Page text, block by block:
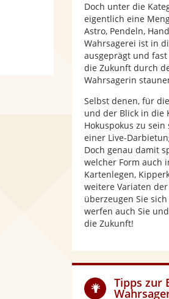
Doch unter die
eigentlich eine
Astro, Pendeln,
Wahrsagerei ist in
ausgeprägt und
die Zukunft durch
Wahrsagerin
Selbst denen, für
und der Blick in die
Hokuspokus zu
einer Live-
Doch genau damit
welcher Form auch
Kartenlegen,
weitere Variaten
überzeugen Sie
werfen auch Sie
die Zukunft!
Tipps zur